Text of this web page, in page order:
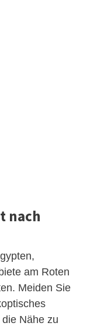
nach
am Roten
Meiden Sie
Nähe zu